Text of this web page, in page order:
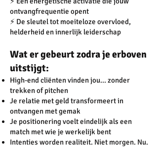
ontvangfrequentie opent
⚡️ De sleutel tot moeiteloze overvloed,
helderheid en innerlijk leiderschap
Wat er gebeurt zodra je erboven
uitstijgt:
High-end cliënten vinden jou... zonder
trekken of pitchen
Je relatie met geld transformeert in
ontvangen met gemak
Je positionering voelt eindelijk als een
match met wie je werkelijk bent
Intenties worden realiteit. Niet morgen. Nu.